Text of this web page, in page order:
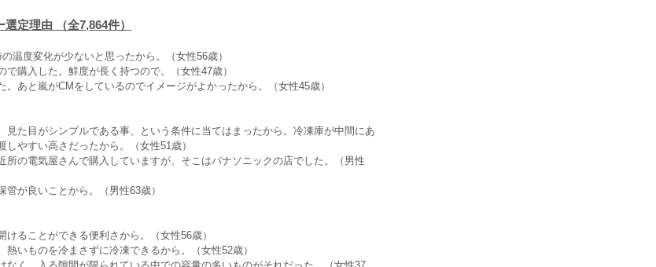
定理由 （全7,864件）
温度変化が少ないと思ったから。（女性56歳）
で購入した。鮮度が長く持つので。（女性47歳）
。あと嵐がCMをしているのでイメージがよかったから。（女性45歳）
見た目がシンプルである事、という条件に当てはまったから。冷凍庫が中間にあ
しやすい高さだったから。（女性51歳）
所の電気屋さんで購入していますが、そこはパナソニックの店でした。（男性
管が良いことから。（男性63歳）
けることができる便利さから。（女性56歳）
熱いものを冷まさずに冷凍できるから。（女性52歳）